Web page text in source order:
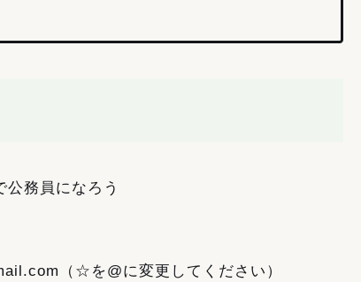
務員になろう
（☆を@に変更してください）